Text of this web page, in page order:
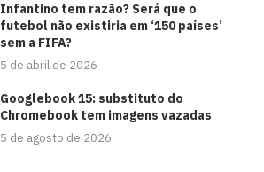
⁠Infantino tem razão? Será que o
futebol não existiria em ‘150 países’
sem a FIFA?
5 de abril de 2026
Googlebook 15: substituto do
Chromebook tem imagens vazadas
5 de agosto de 2026